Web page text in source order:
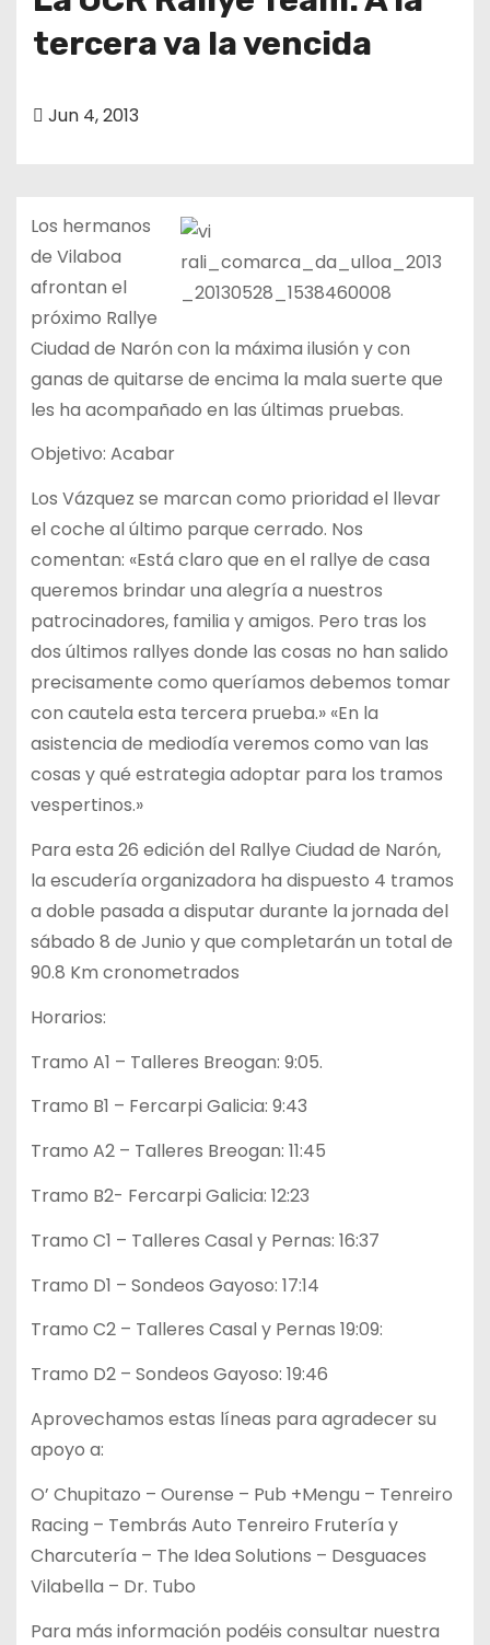
tercera va la vencida
Jun 4, 2013
Los hermanos
de Vilaboa
afrontan el
próximo Rallye
Ciudad de Narón con la máxima ilusión y con
ganas de quitarse de encima la mala suerte que
les ha acompañado en las últimas pruebas.
Objetivo: Acabar
Los Vázquez se marcan como prioridad el llevar
el coche al último parque cerrado. Nos
comentan: «Está claro que en el rallye de casa
queremos brindar una alegría a nuestros
patrocinadores, familia y amigos. Pero tras los
dos últimos rallyes donde las cosas no han salido
precisamente como queríamos debemos tomar
con cautela esta tercera prueba.» «En la
asistencia de mediodía veremos como van las
cosas y qué estrategia adoptar para los tramos
vespertinos.»
Para esta 26 edición del Rallye Ciudad de Narón,
la escudería organizadora ha dispuesto 4 tramos
a doble pasada a disputar durante la jornada del
sábado 8 de Junio y que completarán un total de
90.8 Km cronometrados
Horarios:
Tramo A1 – Talleres Breogan: 9:05.
Tramo B1 – Fercarpi Galicia: 9:43
Tramo A2 – Talleres Breogan: 11:45
Tramo B2- Fercarpi Galicia: 12:23
Tramo C1 – Talleres Casal y Pernas: 16:37
Tramo D1 – Sondeos Gayoso: 17:14
Tramo C2 – Talleres Casal y Pernas 19:09:
Tramo D2 – Sondeos Gayoso: 19:46
Aprovechamos estas líneas para agradecer su
apoyo a:
O’ Chupitazo – Ourense – Pub +Mengu – Tenreiro
Racing – Tembrás Auto Tenreiro Frutería y
Charcutería – The Idea Solutions – Desguaces
Vilabella – Dr. Tubo
Para más información podéis consultar nuestra